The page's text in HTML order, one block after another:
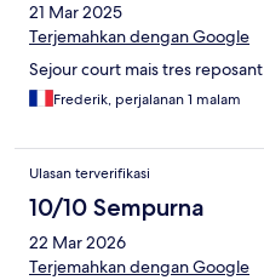
21 Mar 2025
Terjemahkan dengan Google
Sejour court mais tres reposant
Frederik, perjalanan 1 malam
Ulasan terverifikasi
10/10 Sempurna
22 Mar 2026
Terjemahkan dengan Google